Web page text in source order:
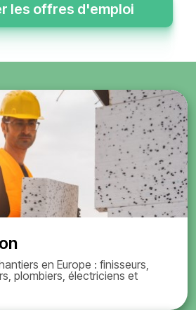
les offres d'emploi
en Europe : finisseurs,
plombiers, électriciens et